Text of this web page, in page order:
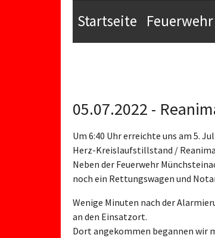
Startseite Feuerwehr
05.07.2022 -
Um 6:40 Uhr erreichte uns am 5.
Herz-Kreislaufstillstand /
Neben der Feuerwehr
noch ein Rettungswagen und
Wenige Minuten nach der
an den Einsatzort.
Dort angekommen begannen wir